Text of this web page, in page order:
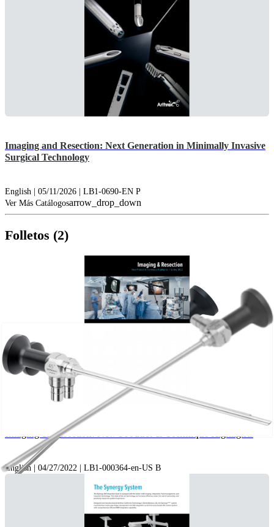
Imaging and Resection: Next Generation in Minimally Invasive
Surgical Technology
English | 05/11/2026 | LB1-0690-EN P
Ver Más Catálogosarrow_drop_down
Folletos (2)
Imaging & Resection: New Product & Technique Highlights
English | 04/27/2022 | LB1-000364-en-US B